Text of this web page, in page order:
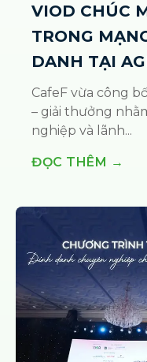
VIOD CHÚC
TRONG
DANH TẠI
CafeF vừa công
– giải thưởng
nghiệp và lãnh...
ĐỌC THÊM →